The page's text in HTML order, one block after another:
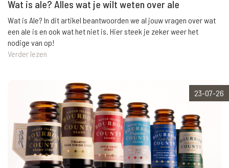
Wat is ale? Alles wat je wilt weten over ale
Wat is Ale? In dit artikel beantwoorden we al jouw vragen over wat
een ale is en ook wat het niet is. Hier steek je zeker weer het
nodige van op!
Verder lezen
23-07-26